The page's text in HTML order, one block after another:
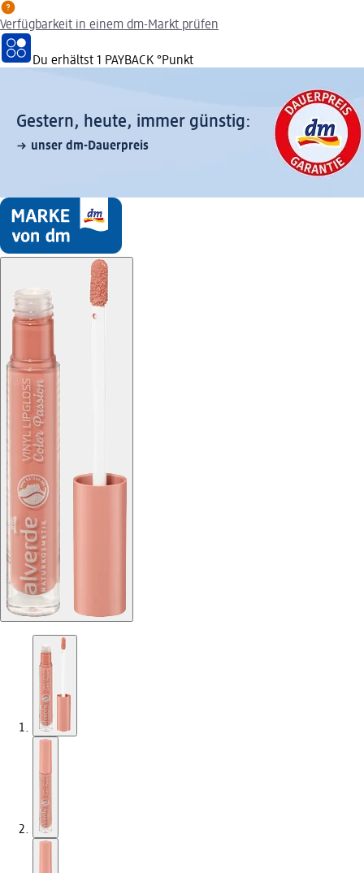
Verfügbarkeit in einem dm-Markt prüfen
Du erhältst 1 PAYBACK °Punkt
Gestern, heute, immer günstig:
unser dm-Dauerpreis